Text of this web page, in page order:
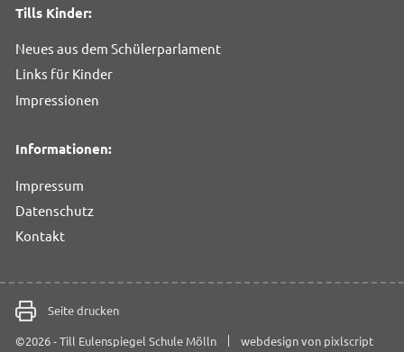
Tills Kinder:
Neues aus dem Schülerparlament
Links für Kinder
Impressionen
Informationen:
Impressum
Datenschutz
Kontakt
Seite drucken
©2026 - Till Eulenspiegel Schule Mölln webdesign von pixlscript